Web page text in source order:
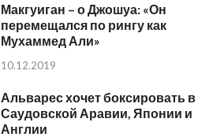
Макгуиган – о Джошуа: «Он
перемещался по рингу как
Мухаммед Али»
10.12.2019
Альварес хочет боксировать в
Саудовской Аравии, Японии и
Англии